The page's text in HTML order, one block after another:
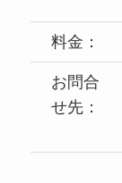
料金：
お問合
せ先：